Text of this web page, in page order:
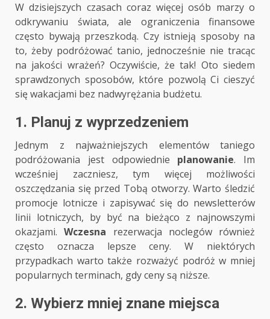
W dzisiejszych czasach coraz więcej osób marzy o
odkrywaniu świata, ale ograniczenia finansowe
często bywają przeszkodą. Czy istnieją sposoby na
to, żeby podróżować tanio, jednocześnie nie tracąc
na jakości wrażeń? Oczywiście, że tak! Oto siedem
sprawdzonych sposobów, które pozwolą Ci cieszyć
się wakacjami bez nadwyrężania budżetu.
1. Planuj z wyprzedzeniem
Jednym z najważniejszych elementów taniego
podróżowania jest odpowiednie planowanie. Im
wcześniej zaczniesz, tym więcej możliwości
oszczędzania się przed Tobą otworzy. Warto śledzić
promocje lotnicze i zapisywać się do newsletterów
linii lotniczych, by być na bieżąco z najnowszymi
okazjami.Wczesna rezerwacja noclegów również
często oznacza lepsze ceny. W niektórych
przypadkach warto także rozważyć podróż w mniej
popularnych terminach, gdy ceny są niższe.
2. Wybierz mniej znane miejsca